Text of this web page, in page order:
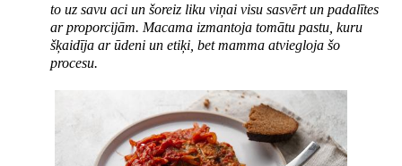
to uz savu aci un šoreiz liku viņai visu sasvērt un padalītes
ar proporcijām. Macama izmantoja tomātu pastu, kuru
šķaidīja ar ūdeni un etiķi, bet mamma atviegloja šo
procesu.